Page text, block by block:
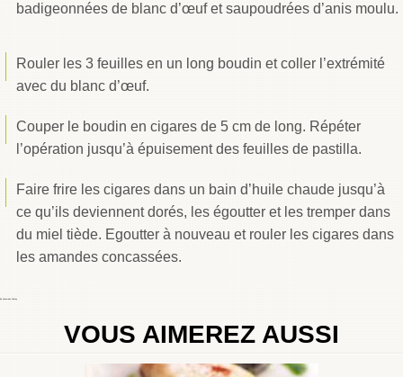
badigeonnées de blanc d’œuf et saupoudrées d’anis moulu.
Rouler les 3 feuilles en un long boudin et coller l’extrémité
avec du blanc d’œuf.
Couper le boudin en cigares de 5 cm de long. Répéter
l’opération jusqu’à épuisement des feuilles de pastilla.
Faire frire les cigares dans un bain d’huile chaude jusqu’à
ce qu’ils deviennent dorés, les égoutter et les tremper dans
du miel tiède. Egoutter à nouveau et rouler les cigares dans
les amandes concassées.
VOUS AIMEREZ AUSSI